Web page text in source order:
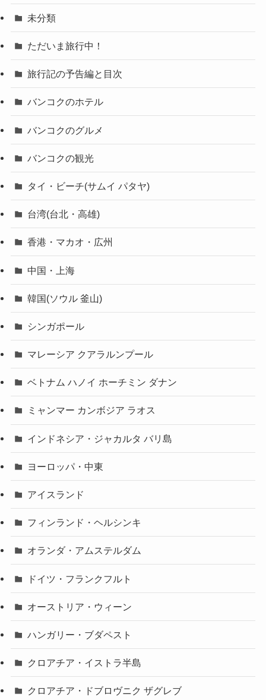
未分類
ただいま旅行中！
旅行記の予告編と目次
バンコクのホテル
バンコクのグルメ
バンコクの観光
タイ・ビーチ(サムイ パタヤ)
台湾(台北・高雄)
香港・マカオ・広州
中国・上海
韓国(ソウル 釜山)
シンガポール
マレーシア クアラルンプール
ベトナム ハノイ ホーチミン ダナン
ミャンマー カンボジア ラオス
インドネシア・ジャカルタ バリ島
ヨーロッパ・中東
アイスランド
フィンランド・ヘルシンキ
オランダ・アムステルダム
ドイツ・フランクフルト
オーストリア・ウィーン
ハンガリー・ブダペスト
クロアチア・イストラ半島
クロアチア・ドブロヴニク ザグレブ